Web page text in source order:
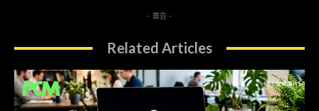
- 廣告 -
Related Articles